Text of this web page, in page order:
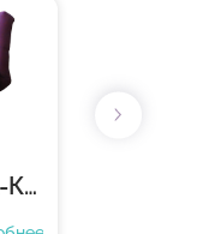
Прямой диван Клик-Кляк